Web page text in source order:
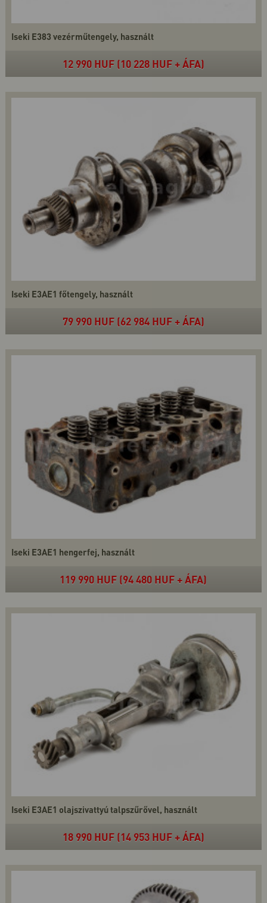
Iseki E383 vezérműtengely, használt
12 990 HUF (10 228 HUF + ÁFA)
Iseki E3AE1 főtengely, használt
79 990 HUF (62 984 HUF + ÁFA)
Iseki E3AE1 hengerfej, használt
119 990 HUF (94 480 HUF + ÁFA)
Iseki E3AE1 olajszivattyú talpszűrővel, használt
18 990 HUF (14 953 HUF + ÁFA)